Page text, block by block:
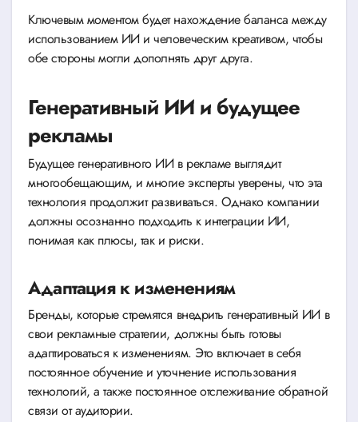
Ключевым моментом будет нахождение баланса между
использованием ИИ и человеческим креативом, чтобы
обе стороны могли дополнять друг друга.
Генеративный ИИ и будущее
рекламы
Будущее генеративного ИИ в рекламе выглядит
многообещающим, и многие эксперты уверены, что эта
технология продолжит развиваться. Однако компании
должны осознанно подходить к интеграции ИИ,
понимая как плюсы, так и риски.
Адаптация к изменениям
Бренды, которые стремятся внедрить генеративный ИИ в
свои рекламные стратегии, должны быть готовы
адаптироваться к изменениям. Это включает в себя
постоянное обучение и уточнение использования
технологий, а также постоянное отслеживание обратной
связи от аудитории.